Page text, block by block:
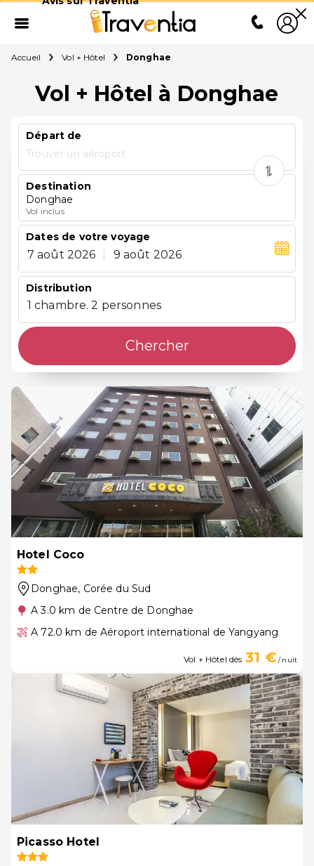
Accueil Vol + Hôtel Donghae
Vol + Hôtel à Donghae
Départ de
Trouver un aéroport
Destination
Donghae
Vol inclus
Dates de votre voyage
7 août 2026 9 août 2026
Distribution
1 chambre. 2 personnes
Chercher
Hotel Coco
Donghae, Corée du Sud
A 3.0 km de Centre de Donghae
A 72.0 km de Aéroport international de Yangyang
Vol + Hôtel dès 31 €/ nuit
Picasso Hotel